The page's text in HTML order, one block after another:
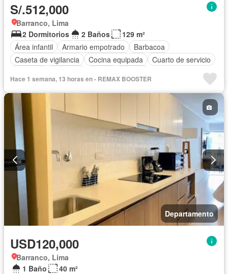
S/.512,000
Barranco, Lima
2 Dormitorios
2 Baños
129 m²
Área infantil
Armario empotrado
Barbacoa
Caseta de vigilancia
Cocina equipada
Cuarto de servicio
Hace 1 semana, 13 horas en - REMAX BOOSTER
Departamento
USD120,000
Barranco, Lima
1 Baño
40 m²